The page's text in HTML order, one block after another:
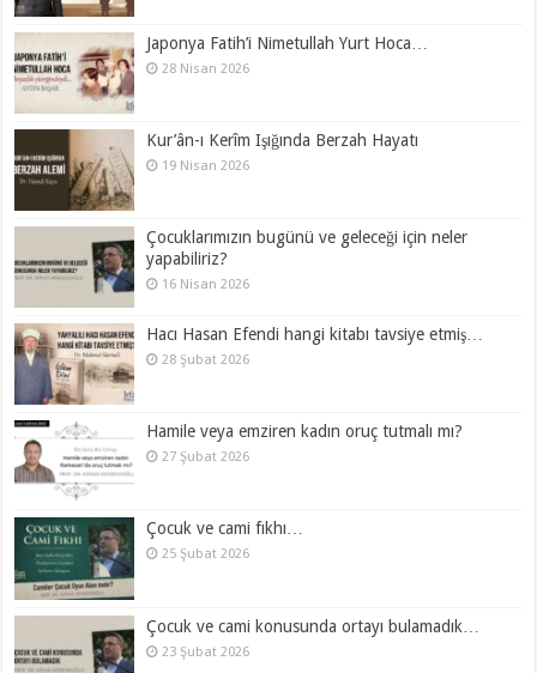
Japonya Fatih’i Nimetullah Yurt Hoca…
28 Nisan 2026
Kur’ân-ı Kerîm Işığında Berzah Hayatı
19 Nisan 2026
Çocuklarımızın bugünü ve geleceği için neler
yapabiliriz?
16 Nisan 2026
Hacı Hasan Efendi hangi kitabı tavsiye etmiş…
28 Şubat 2026
Hamile veya emziren kadın oruç tutmalı mı?
27 Şubat 2026
Çocuk ve cami fıkhı…
25 Şubat 2026
Çocuk ve cami konusunda ortayı bulamadık…
23 Şubat 2026